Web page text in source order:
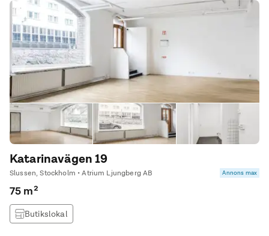
Katarinavägen 19
Slussen, Stockholm • Atrium Ljungberg AB Annons max
75 m²
Butikslokal